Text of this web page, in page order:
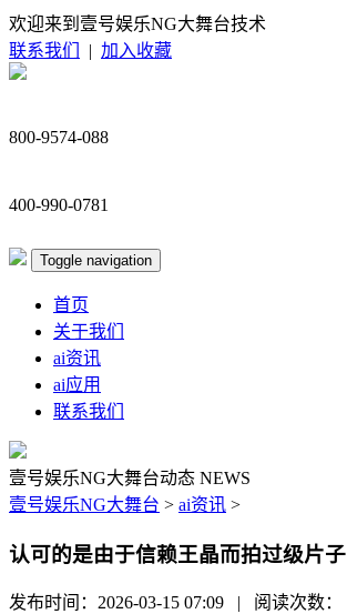
欢迎来到壹号娱乐NG大舞台技术
联系我们
| 加入收藏
800-9574-088
400-990-0781
Toggle navigation
首页
关于我们
ai资讯
ai应用
联系我们
壹号娱乐NG大舞台动态 NEWS
壹号娱乐NG大舞台 > ai资讯 >
认可的是由于信赖王晶而拍过级片子
发布时间：2026-03-15 07:09 | 阅读次数：